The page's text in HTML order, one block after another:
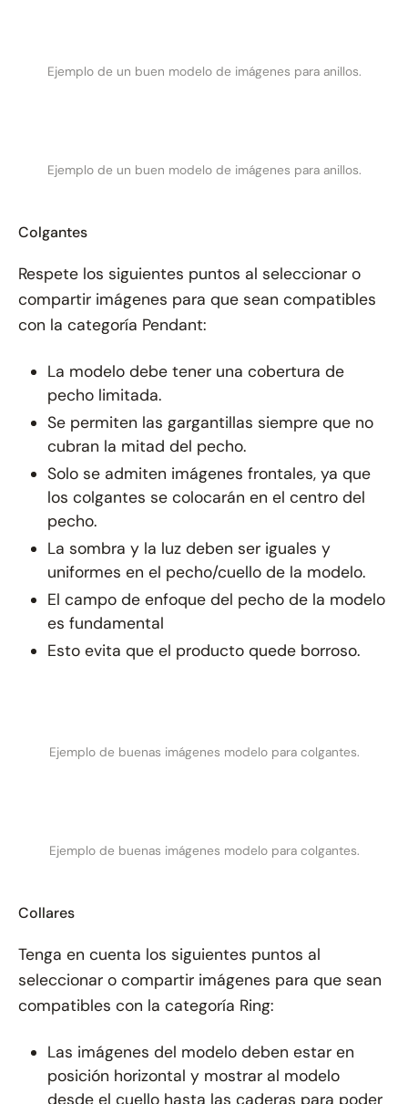
Ejemplo de un buen modelo de imágenes para anillos.
Ejemplo de un buen modelo de imágenes para anillos.
Colgantes
Respete los siguientes puntos al seleccionar o
compartir imágenes para que sean compatibles
con la categoría Pendant:
La modelo debe tener una cobertura de
pecho limitada.
Se permiten las gargantillas siempre que no
cubran la mitad del pecho.
Solo se admiten imágenes frontales, ya que
los colgantes se colocarán en el centro del
pecho.
La sombra y la luz deben ser iguales y
uniformes en el pecho/cuello de la modelo.
El campo de enfoque del pecho de la modelo
es fundamental
Esto evita que el producto quede borroso.
Ejemplo de buenas imágenes modelo para colgantes.
Ejemplo de buenas imágenes modelo para colgantes.
Collares
Tenga en cuenta los siguientes puntos al
seleccionar o compartir imágenes para que sean
compatibles con la categoría Ring:
Las imágenes del modelo deben estar en
posición horizontal y mostrar al modelo
desde el cuello hasta las caderas para poder